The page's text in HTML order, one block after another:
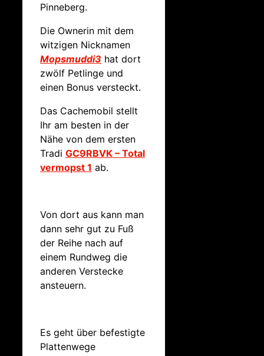
Pinneberg.
Die Ownerin mit dem
witzigen Nicknamen
Mopsmuddi3 hat dort
zwölf Petlinge und
einen Bonus versteckt.
Das Cachemobil stellt
Ihr am besten in der
Nähe von dem ersten
Tradi GC9RBVK – Total
vermopst 1 ab.
Von dort aus kann man
dann sehr gut zu Fuß
der Reihe nach auf
einem Rundweg die
anderen Verstecke
ansteuern.
Es geht über befestigte
Plattenwege